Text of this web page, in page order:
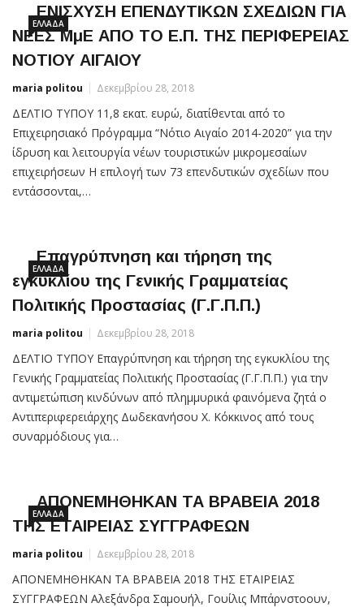
ΕΛΛΆΔΑ
ΕΝΙΣΧΥΣΗ ΕΠΕΝΔΥΤΙΚΩΝ ΣΧΕΔΙΩΝ ΓΙΑ
ΝΕΕΣ ΜμΕ ΑΠΟ ΤΟ Ε.Π. ΤΗΣ ΠΕΡΙΦΕΡΕΙΑΣ
ΝΟΤΙΟΥ ΑΙΓΑΙΟΥ
maria politou Δεκεμβρίου 28, 2018
ΔΕΛΤΙΟ ΤΥΠΟΥ 11,8 εκατ. ευρώ, διατίθενται από το
Επιχειρησιακό Πρόγραμμα “Νότιο Αιγαίο 2014-2020” για την
ίδρυση και λειτουργία νέων τουριστικών μικρομεσαίων
επιχειρήσεων Η επιλογή των 73 επενδυτικών σχεδίων που
εντάσσονται,…
ΕΛΛΆΔΑ
Επαγρύπνηση και τήρηση της
εγκυκλίου της Γενικής Γραμματείας
Πολιτικής Προστασίας (Γ.Γ.Π.Π.)
maria politou Δεκεμβρίου 28, 2018
ΔΕΛΤΙΟ ΤΥΠΟΥ Επαγρύπνηση και τήρηση της εγκυκλίου της
Γενικής Γραμματείας Πολιτικής Προστασίας (Γ.Γ.Π.Π.) για την
αντιμετώπιση κινδύνων από πλημμυρικά φαινόμενα ζητά ο
Αντιπεριφερειάρχης Δωδεκανήσου Χ. Κόκκινος από τους
συναρμόδιους για…
ΕΛΛΆΔΑ
ΑΠΟΝΕΜΗΘΗΚΑΝ ΤΑ ΒΡΑΒΕΙΑ 2018
ΤΗΣ ΕΤΑΙΡΕΙΑΣ ΣΥΓΓΡΑΦΕΩΝ
maria politou Δεκεμβρίου 28, 2018
ΑΠΟΝΕΜΗΘΗΚΑΝ ΤΑ ΒΡΑΒΕΙΑ 2018 ΤΗΣ ΕΤΑΙΡΕΙΑΣ
ΣΥΓΓΡΑΦΕΩΝ Αλεξάνδρα Σαμουήλ, Γουίλις Μπάρνστοουν,